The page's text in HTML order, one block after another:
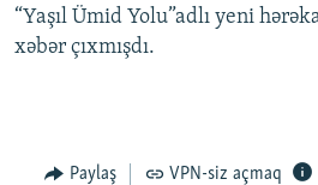
KARIKATURA
İSLAM VƏ DEMOKRATIYA
PEŞƏ ETIKASI VƏ JURNALISTIKA
BIZIMLƏ ƏLAQƏ
BIZI IZLƏ
“Yaşıl Ümid Yolu”adlı yeni
xəbər çıxmışdı.
Paylaş VPN-siz açmaq